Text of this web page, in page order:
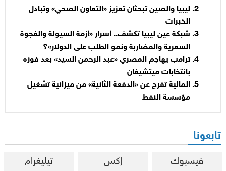
ليبيا والصين تبحثان تعزيز «التعاون الصحي» وتبادل
الخبرات
شبكة عين ليبيا تكشف.. أسرار «أزمة السيولة والفجوة
السعرية والمضاربة ونمو الطلب على الدولار»؟
ترامب يهاجم المصري «عبد الرحمن السيد» بعد فوزه
بانتخابات ميتشيغان
المالية تفرج عن «الدفعة الثانية» من ميزانية تشغيل
مؤسسة النفط
تابعونا
فيسبوك إكس تيليغرام